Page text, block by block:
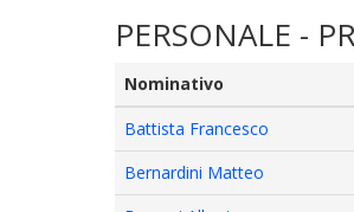
PERSONALE -
Nominativo
Battista Francesco
Bernardini Matteo